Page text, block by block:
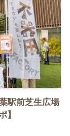
駅前芝生広場
】